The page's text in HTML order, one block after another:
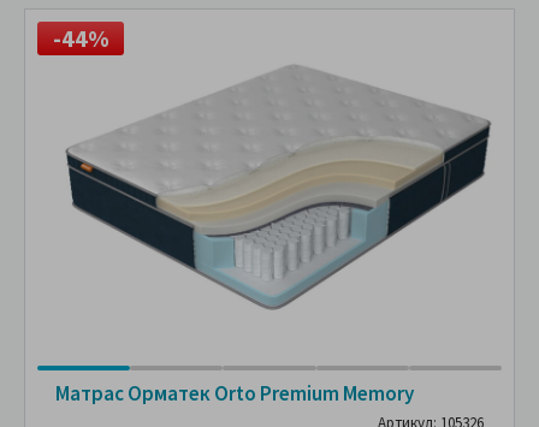
-44%
Матрас Орматек Orto Premium Memory
Артикул: 105326